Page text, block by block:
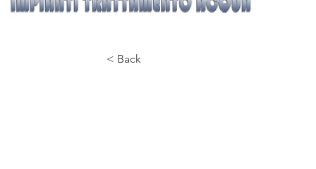
< Back